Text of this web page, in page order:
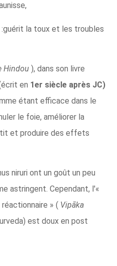
:guérit la toux et les troubles
Hindou ), dans son livre
en 1er siècle après JC)
étant efficace dans le
le foie, améliorer la
et produire des effets
niruri ont un goût un peu
astringent. Cependant, l'«
» ( Vipāka
est doux en post